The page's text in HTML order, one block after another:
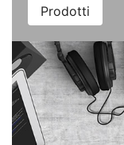
Prodotti